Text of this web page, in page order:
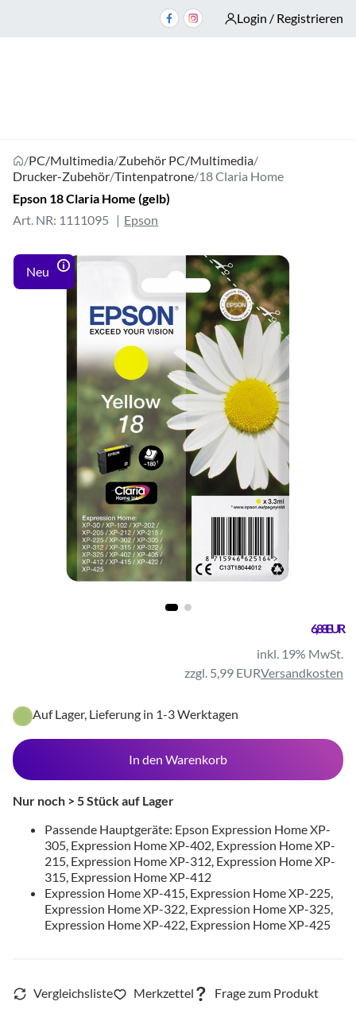
Login / Registrieren
/PC/Multimedia/Zubehör PC/Multimedia/
Drucker-Zubehör/Tintenpatrone/18 Claria Home
Epson 18 Claria Home (gelb)
Art. NR: 1111095
Epson
Neu
6,88 EUR
inkl. 19% MwSt.
zzgl. 5,99 EURVersandkosten
Auf Lager, Lieferung in 1-3 Werktagen
In den Warenkorb
Nur noch > 5 Stück auf Lager
Passende Hauptgeräte: Epson Expression Home XP-
305, Expression Home XP-402, Expression Home XP-
215, Expression Home XP-312, Expression Home XP-
315, Expression Home XP-412
Expression Home XP-415, Expression Home XP-225,
Expression Home XP-322, Expression Home XP-325,
Expression Home XP-422, Expression Home XP-425